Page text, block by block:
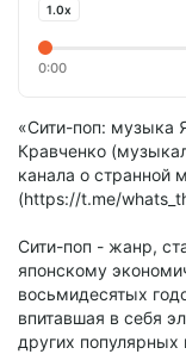
1.0x
0:00
«Сити-поп: музыка
Кравченко
канала о странной
(https://t.me/
Сити-поп - жанр,
японскому
восьмидесятых
впитавшая в себя
других